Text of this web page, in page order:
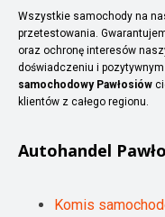
Wszystkie samochody na
przetestowania.
oraz ochronę interesów
doświadczeniu i
samochodowy Pawłosiów
klientów z całego regionu.
Autohandel
Komis